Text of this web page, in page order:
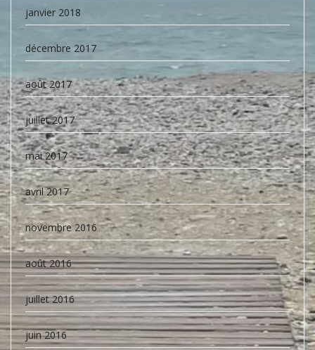
janvier 2018
décembre 2017
août 2017
juillet 2017
mai 2017
avril 2017
novembre 2016
août 2016
juillet 2016
juin 2016